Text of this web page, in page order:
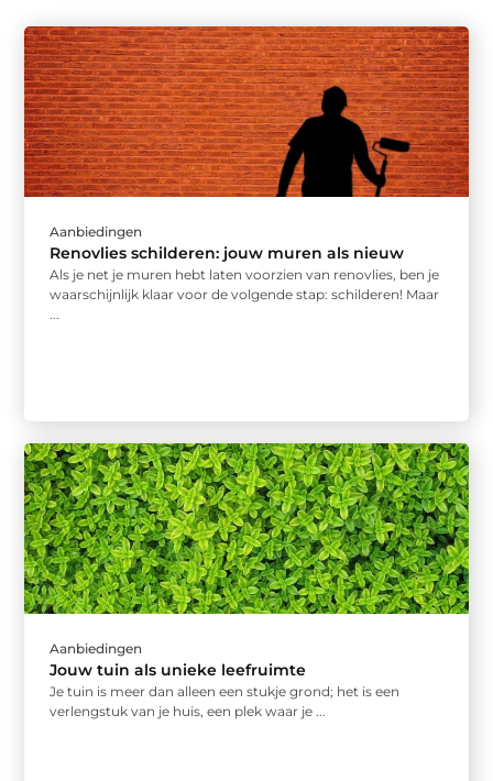
Aanbiedingen
Renovlies schilderen: jouw muren als nieuw
Als je net je muren hebt laten voorzien van renovlies, ben je
waarschijnlijk klaar voor de volgende stap: schilderen! Maar
Aanbiedingen
Jouw tuin als unieke leefruimte
Je tuin is meer dan alleen een stukje grond; het is een
verlengstuk van je huis, een plek waar je ...